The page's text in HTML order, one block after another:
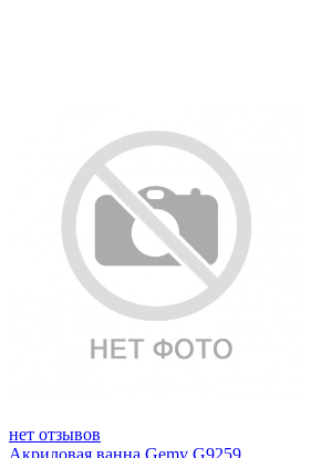
нет отзывов
Акриловая ванна Gemy G9259